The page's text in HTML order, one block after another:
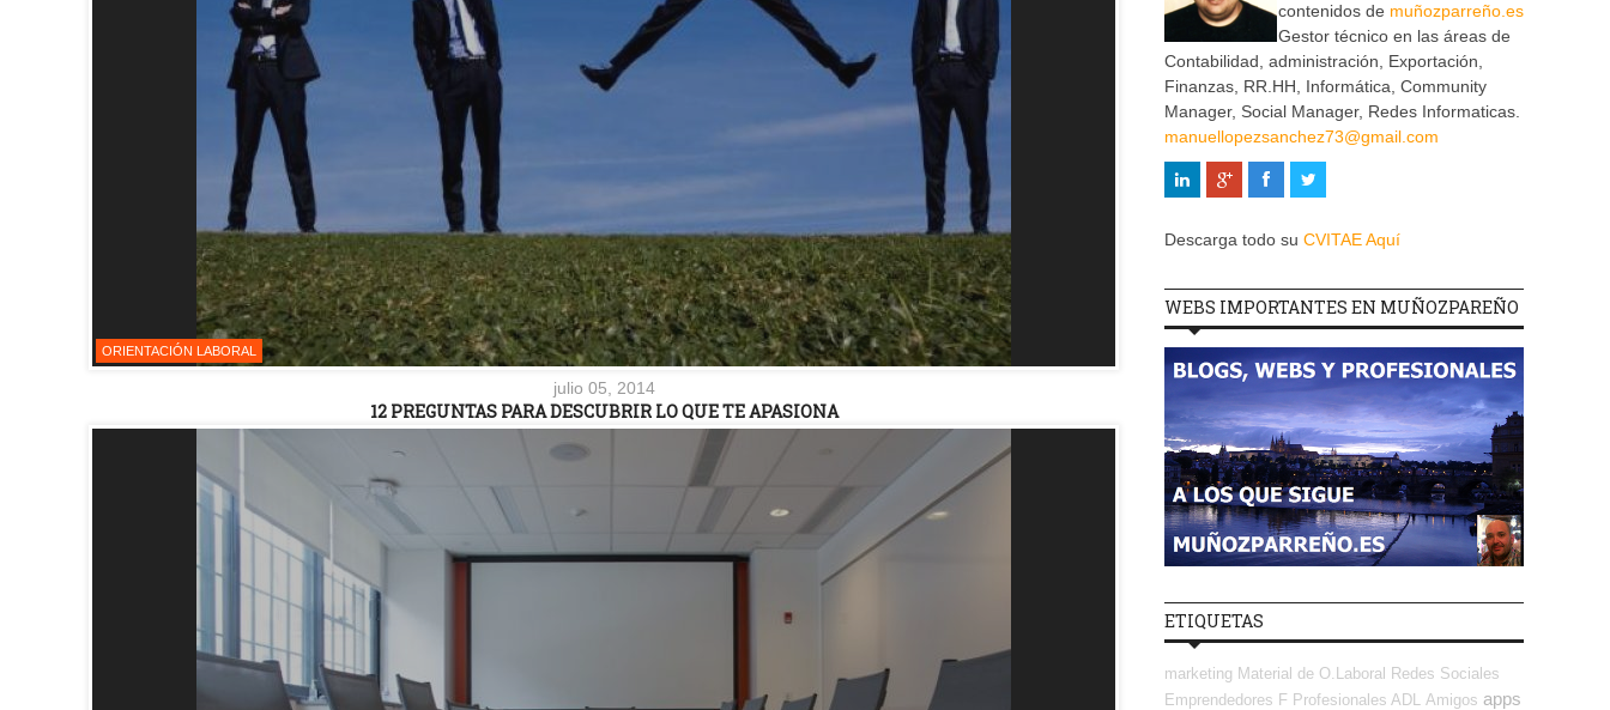
ORIENTACIÓN LABORAL
julio 05, 2014
12 PREGUNTAS PARA DESCUBRIR LO QUE TE APASIONA
contenidos de muñozparreño.es
Gestor técnico en las áreas de
Contabilidad, administración, Exportación,
Finanzas, RR.HH, Informática, Community
Manager, Social Manager, Redes Informaticas.
manuellopezsanchez73@gmail.com
Descarga todo su CVITAE Aquí
WEBS IMPORTANTES EN MUÑOZPAREÑO
ETIQUETAS
marketing Material de O.Laboral
Redes Sociales
Emprendedores F Profesionales ADL Amigos apps